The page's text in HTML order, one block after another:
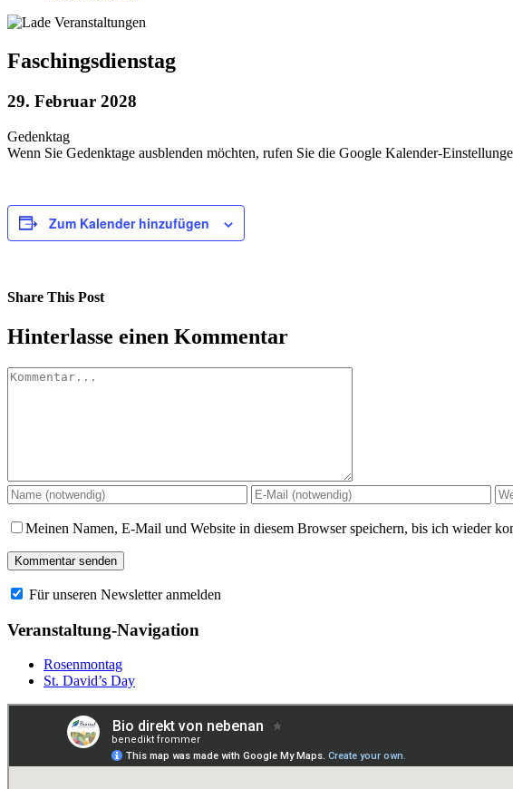
Faschingsdienstag
29. Februar 2028
Gedenktag
Wenn Sie Gedenktage ausblenden möchten, rufen Sie die Google Kalender-
Zum Kalender hinzufügen
Share This Post
Facebook
X
LinkedIn
Pinterest
Hinterlasse einen Kommentar
Kommentar
Meinen Namen, E-Mail und Website in diesem Browser speichern, bis ich wieder
Für unseren Newsletter anmelden
Veranstaltung-Navigation
Rosenmontag
St. David’s Day